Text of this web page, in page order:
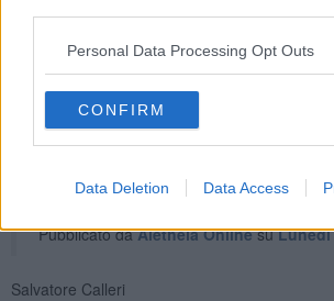
Personal Data Processing Opt Outs
CONFIRM
Data Deletion Data Access
Salvatore Calleri a nome di tutta la
Caponnetto
Mario Draghi E p.c. Ai Capigruppo
Pubblicato daAletheia OnlinesuLunedì
Salvatore Calleri